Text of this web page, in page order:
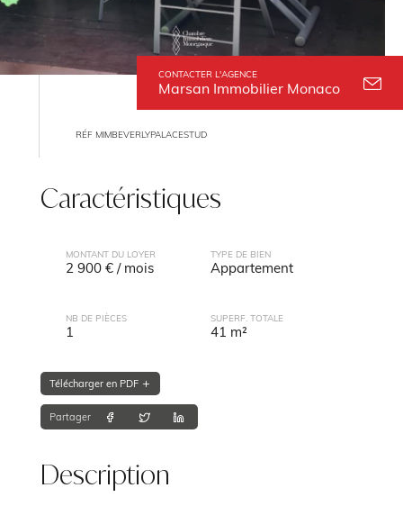
CONTACTER L'AGENCE
Marsan Immobilier Monaco
RÉF MIMBEVERLYPALACESTUD
Caractéristiques
MONTANT DU LOYER
2 900 € / mois
TYPE DE BIEN
Appartement
NB DE PIÈCES
1
SUPERF. TOTALE
41 m²
Télécharger en PDF
Partager
Description